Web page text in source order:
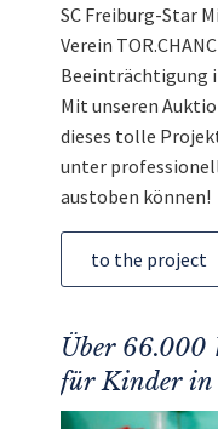
SC Freiburg-Star
Verein
Beeinträchtigung
Mit unseren
dieses tolle
unter
austoben können!
to the project
Über 66.000
für Kinder in